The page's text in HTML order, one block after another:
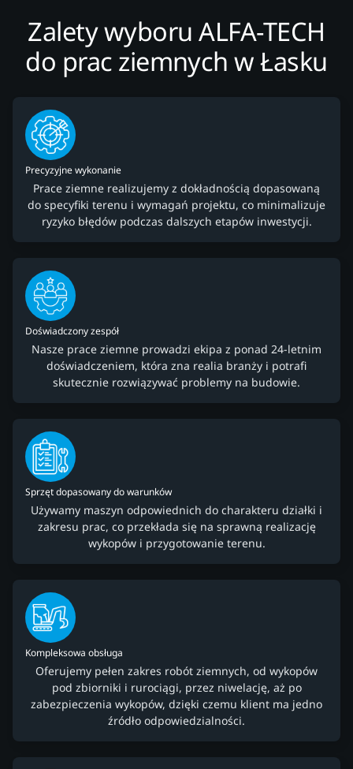
Zalety wyboru ALFA-TECH
do prac ziemnych w Łasku
Precyzyjne wykonanie
Prace ziemne realizujemy z dokładnością dopasowaną
do specyfiki terenu i wymagań projektu, co minimalizuje
ryzyko błędów podczas dalszych etapów inwestycji.
Doświadczony zespół
Nasze prace ziemne prowadzi ekipa z ponad 24-letnim
doświadczeniem, która zna realia branży i potrafi
skutecznie rozwiązywać problemy na budowie.
Sprzęt dopasowany do warunków
Używamy maszyn odpowiednich do charakteru działki i
zakresu prac, co przekłada się na sprawną realizację
wykopów i przygotowanie terenu.
Kompleksowa obsługa
Oferujemy pełen zakres robót ziemnych, od wykopów
pod zbiorniki i rurociągi, przez niwelację, aż po
zabezpieczenia wykopów, dzięki czemu klient ma jedno
źródło odpowiedzialności.